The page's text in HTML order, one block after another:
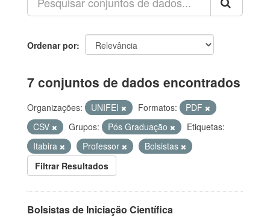
Ordenar por
7 conjuntos de dados encontrados
Organizações: UNIFEI Formatos:
PDF
CSV
Grupos: Pós Graduação
Etiquetas:
Itabira
Professor
Bolsistas
Filtrar Resultados
Bolsistas de Iniciação Científica